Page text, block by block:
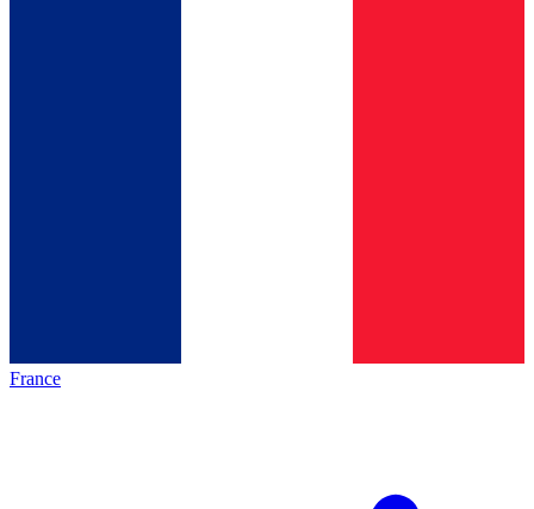
France